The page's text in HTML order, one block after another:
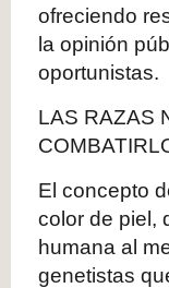
ofreciendo
la opinión
oportunistas.
LAS RAZAS
El concepto
color de piel,
humana al
genetistas